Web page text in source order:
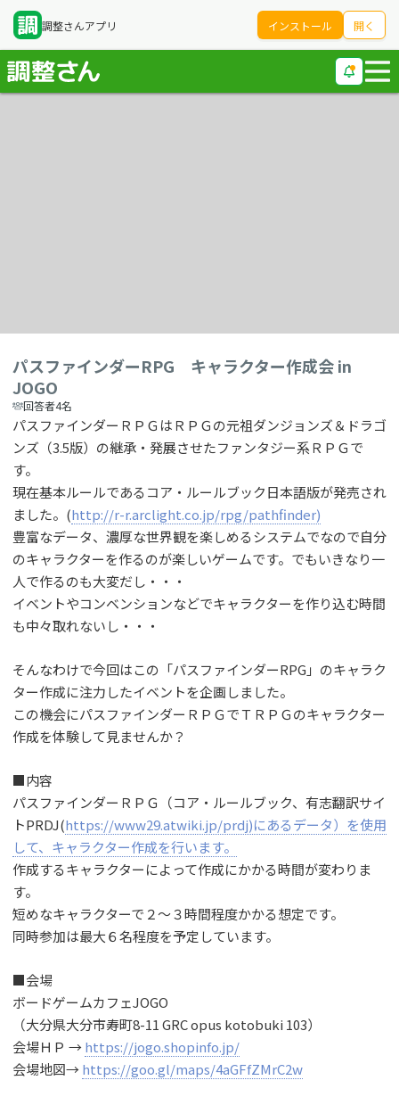
調整さんアプリ インストール 開く
パスファインダーRPG キャラクター作成会 in
JOGO
回答者4名
パスファインダーＲＰＧはＲＰＧの元祖ダンジョンズ＆ドラゴ
ンズ（3.5版）の継承・発展させたファンタジー系ＲＰＧで
す。
現在基本ルールであるコア・ルールブック日本語版が発売され
ました。(http://r-r.arclight.co.jp/rpg/pathfinder)
豊富なデータ、濃厚な世界観を楽しめるシステムでなので自分
のキャラクターを作るのが楽しいゲームです。でもいきなり一
人で作るのも大変だし・・・
イベントやコンベンションなどでキャラクターを作り込む時間
も中々取れないし・・・
そんなわけで今回はこの「パスファインダーRPG」のキャラク
ター作成に注力したイベントを企画しました。
この機会にパスファインダーＲＰＧでＴＲＰＧのキャラクター
作成を体験して見ませんか？
■内容
パスファインダーＲＰＧ（コア・ルールブック、有志翻訳サイ
トPRDJ(https://www29.atwiki.jp/prdj)にあるデータ）を使用
して、キャラクター作成を行います。
作成するキャラクターによって作成にかかる時間が変わりま
す。
短めなキャラクターで２～３時間程度かかる想定です。
同時参加は最大６名程度を予定しています。
■会場
ボードゲームカフェJOGO
（大分県大分市寿町8-11 GRC opus kotobuki 103）
会場ＨＰ →https://jogo.shopinfo.jp/
会場地図→https://goo.gl/maps/4aGFfZMrC2w